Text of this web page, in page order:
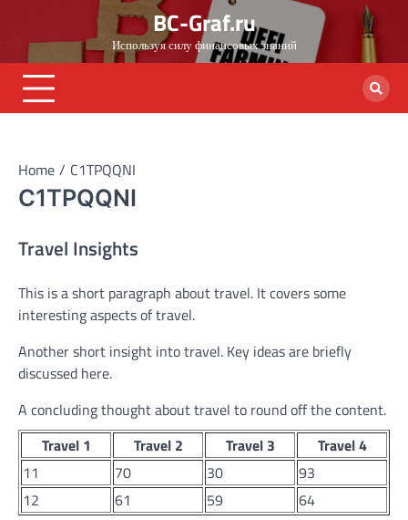
content
BC-Graf.ru
Используя силу финансовых знаний
Home C1TPQQNI
C1TPQQNI
Travel Insights
This is a short paragraph about travel. It covers some
interesting aspects of travel.
Another short insight into travel. Key ideas are briefly
discussed here.
A concluding thought about travel to round off the content.
Travel 1
Travel 2 Travel 3
Travel 4
11
70 30
93
12
61 59 64